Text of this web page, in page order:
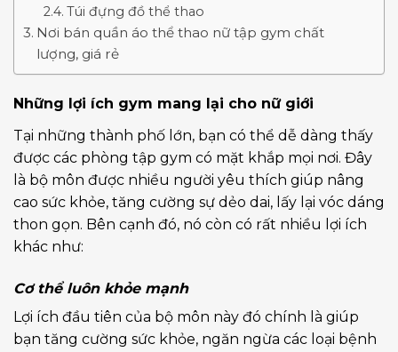
Túi đựng đồ thể thao
Nơi bán quần áo thể thao nữ tập gym chất
lượng, giá rẻ
Những lợi ích gym mang lại cho nữ giới
Tại những thành phố lớn, bạn có thể dễ dàng thấy
được các phòng tập gym có mặt khắp mọi nơi. Đây
là bộ môn được nhiều người yêu thích giúp nâng
cao sức khỏe, tăng cường sự dẻo dai, lấy lại vóc dáng
thon gọn. Bên cạnh đó, nó còn có rất nhiều lợi ích
khác như:
Cơ thể luôn khỏe mạnh
Lợi ích đầu tiên của bộ môn này đó chính là giúp
bạn tăng cường sức khỏe, ngăn ngừa các loại bệnh